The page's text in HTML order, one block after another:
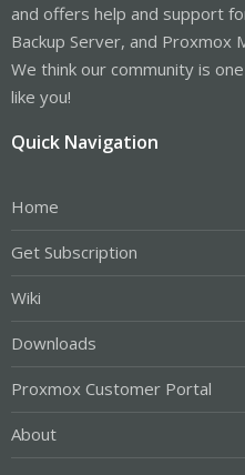
and offers help and support
Backup Server, and Proxmox
We think our community is
like you!
Quick Navigation
Home
Get Subscription
Wiki
Downloads
Proxmox Customer Portal
About